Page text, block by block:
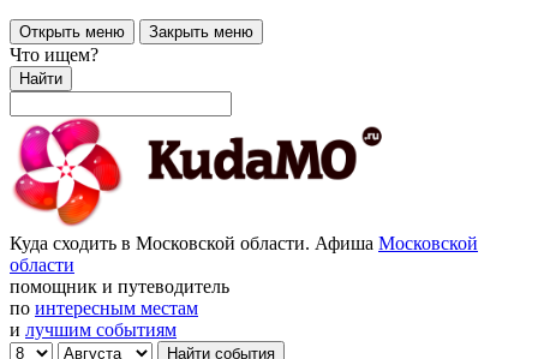
Открыть меню Закрыть меню
Что ищем?
Найти
Куда сходить в Московской области. Афиша Московской
области
помощник и путеводитель
по интересным местам
и лучшим событиям